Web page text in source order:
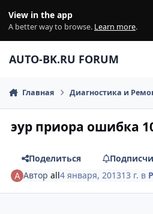
View in the app
A better way to browse. Learn more.
AUTO-BK.RU FORUM
Главная Диагностика и
эур приора ошибка
Поделиться
Авторall4 января, 201313 г. в